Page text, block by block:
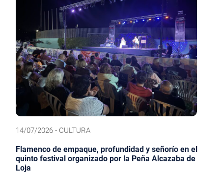
14/07/2026 - CULTURA
Flamenco de empaque, profundidad y señorío en el
quinto festival organizado por la Peña Alcazaba de
Loja